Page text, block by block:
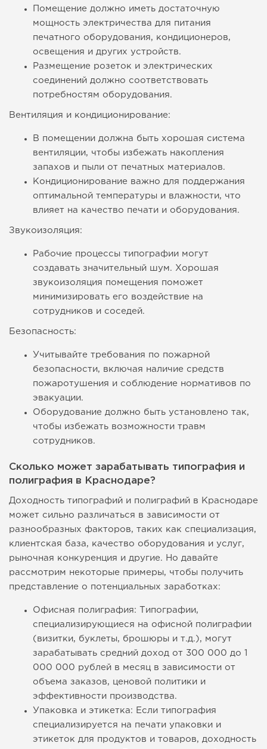
Помещение должно иметь достаточную
мощность электричества для питания
печатного оборудования, кондиционеров,
освещения и других устройств.
Размещение розеток и электрических
соединений должно соответствовать
потребностям оборудования.
Вентиляция и кондиционирование:
В помещении должна быть хорошая система
вентиляции, чтобы избежать накопления
запахов и пыли от печатных материалов.
Кондиционирование важно для поддержания
оптимальной температуры и влажности, что
влияет на качество печати и оборудования.
Звукоизоляция:
Рабочие процессы типографии могут
создавать значительный шум. Хорошая
звукоизоляция помещения поможет
минимизировать его воздействие на
сотрудников и соседей.
Безопасность:
Учитывайте требования по пожарной
безопасности, включая наличие средств
пожаротушения и соблюдение нормативов по
эвакуации.
Оборудование должно быть установлено так,
чтобы избежать возможности травм
сотрудников.
Сколько может зарабатывать типография и
полиграфия в Краснодаре?
Доходность типографий и полиграфий в Краснодаре
может сильно различаться в зависимости от
разнообразных факторов, таких как специализация,
клиентская база, качество оборудования и услуг,
рыночная конкуренция и другие. Но давайте
рассмотрим некоторые примеры, чтобы получить
представление о потенциальных заработках:
Офисная полиграфия: Типографии,
специализирующиеся на офисной полиграфии
(визитки, буклеты, брошюры и т.д.), могут
зарабатывать средний доход от 300 000 до 1
000 000 рублей в месяц в зависимости от
объема заказов, ценовой политики и
эффективности производства.
Упаковка и этикетка: Если типография
специализируется на печати упаковки и
этикеток для продуктов и товаров, доходность